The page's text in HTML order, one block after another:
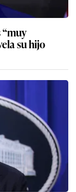
“muy
su hijo